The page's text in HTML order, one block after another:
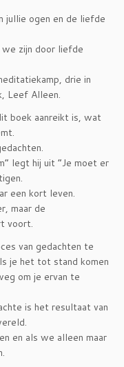
jullie ogen en de liefde
we zijn door liefde
drie in
Leef Alleen.
boek aanreikt is, wat
legt hij uit “Je moet er
een kort leven.
maar de
voort.
van gedachten te
je het tot stand komen
om je ervan te
is het resultaat van
en als we alleen maar